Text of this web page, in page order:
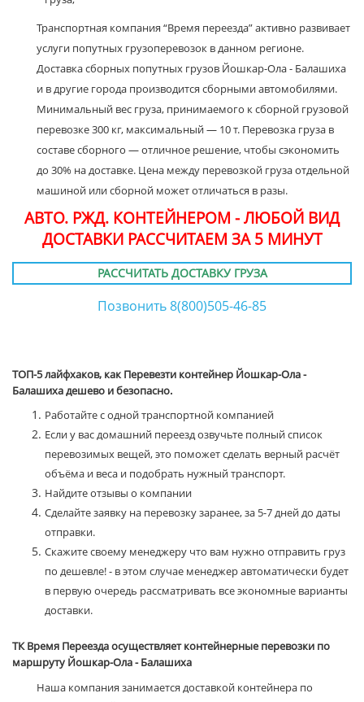
Транспортная компания “Время переезда” активно развивает
услуги попутных грузоперевозок в данном регионе.
Доставка сборных попутных грузов Йошкар-Ола - Балашиха
и в другие города производится сборными автомобилями.
Минимальный вес груза, принимаемого к сборной грузовой
перевозке 300 кг, максимальный — 10 т. Перевозка груза в
составе сборного — отличное решение, чтобы сэкономить
до 30% на доставке. Цена между перевозкой груза отдельной
машиной или сборной может отличаться в разы.
АВТО. РЖД. КОНТЕЙНЕРОМ - ЛЮБОЙ ВИД
ДОСТАВКИ РАССЧИТАЕМ ЗА 5 МИНУТ
РАССЧИТАТЬ ДОСТАВКУ ГРУЗА
Позвонить 8(800)505-46-85
ТОП-5 лайфхаков, как Перевезти контейнер Йошкар-Ола -
Балашиха дешево и безопасно.
Работайте с одной транспортной компанией
Если у вас домашний переезд озвучьте полный список
перевозимых вещей, это поможет сделать верный расчёт
объёма и веса и подобрать нужный транспорт.
Найдите отзывы о компании
Сделайте заявку на перевозку заранее, за 5-7 дней до даты
отправки.
Скажите своему менеджеру что вам нужно отправить груз
по дешевле! - в этом случае менеджер автоматически будет
в первую очередь рассматривать все экономные варианты
доставки.
ТК Время Переезда осуществляет контейнерные перевозки по
маршруту Йошкар-Ола - Балашиха
Наша компания занимается доставкой контейнера по